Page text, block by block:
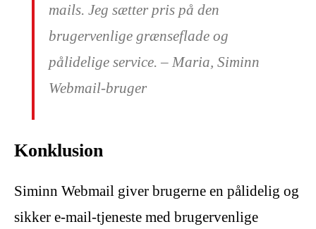
mails. Jeg sætter pris på den
brugervenlige grænseflade og
pålidelige service. – Maria, Siminn
Webmail-bruger
Konklusion
Siminn Webmail giver brugerne en pålidelig og
sikker e-mail-tjeneste med brugervenlige